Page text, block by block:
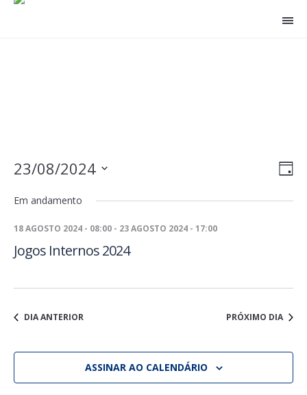
23/08/2024
a
Em andamento
18 AGOSTO 2024 - 08:00 - 23 AGOSTO 2024 - 17:00
Jogos Internos 2024
DIA ANTERIOR PRÓXIMO DIA
ASSINAR AO CALENDÁRIO